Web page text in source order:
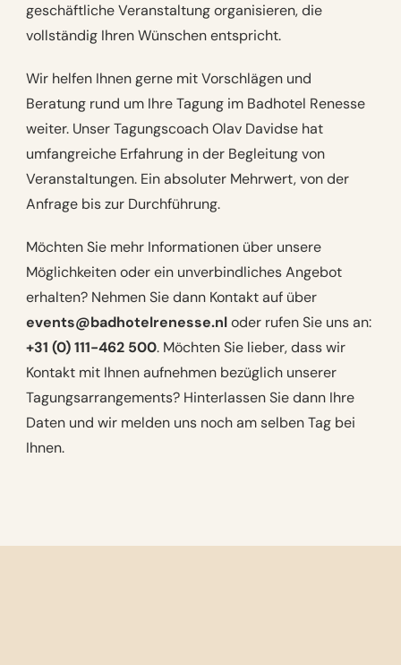
geschäftliche Veranstaltung organisieren, die
vollständig Ihren Wünschen entspricht.
Wir helfen Ihnen gerne mit Vorschlägen und
Beratung rund um Ihre Tagung im Badhotel Renesse
weiter. Unser Tagungscoach Olav Davidse hat
umfangreiche Erfahrung in der Begleitung von
Veranstaltungen. Ein absoluter Mehrwert, von der
Anfrage bis zur Durchführung.
Möchten Sie mehr Informationen über unsere
Möglichkeiten oder ein unverbindliches Angebot
erhalten? Nehmen Sie dann Kontakt auf über
events@badhotelrenesse.nloder rufen Sie uns an:
+31 (0) 111-462 500. Möchten Sie lieber, dass wir
Kontakt mit Ihnen aufnehmen bezüglich unserer
Tagungsarrangements? Hinterlassen Sie dann Ihre
Daten und wir melden uns noch am selben Tag bei
Ihnen.